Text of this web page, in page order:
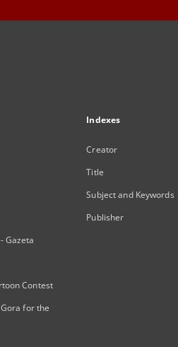
Gazeta
Contest
for the
Indexes
Creator
Title
Subject and Keywords
Publisher